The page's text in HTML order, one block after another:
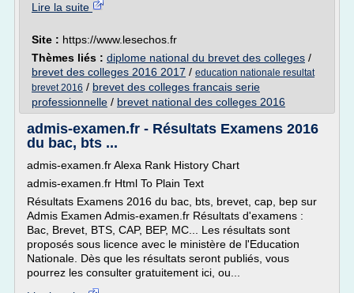
Lire la suite
Site : https://www.lesechos.fr
Thèmes liés : diplome national du brevet des colleges /
brevet des colleges 2016 2017 / education nationale resultat
brevet 2016 / brevet des colleges francais serie
professionnelle / brevet national des colleges 2016
admis-examen.fr - Résultats Examens 2016
du bac, bts ...
admis-examen.fr Alexa Rank History Chart
admis-examen.fr Html To Plain Text
Résultats Examens 2016 du bac, bts, brevet, cap, bep sur
Admis Examen Admis-examen.fr Résultats d'examens :
Bac, Brevet, BTS, CAP, BEP, MC... Les résultats sont
proposés sous licence avec le ministère de l'Education
Nationale. Dès que les résultats seront publiés, vous
pourrez les consulter gratuitement ici, ou...